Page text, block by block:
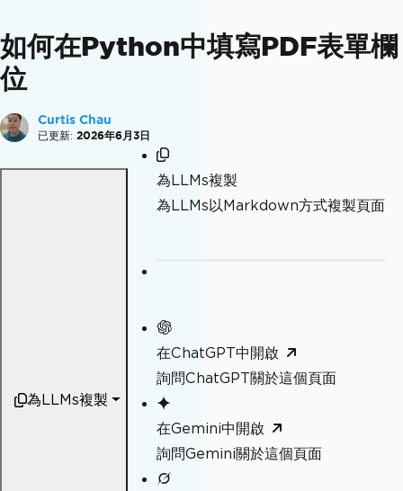
如何在Python中填寫PDF表單欄
位
Curtis Chau
已更新: 2026年6月3日
為LLMs複製
為LLMs複製
為LLMs以Markdown方式複製頁面
在ChatGPT中開啟
詢問ChatGPT關於這個頁面
在Gemini中開啟
詢問Gemini關於這個頁面